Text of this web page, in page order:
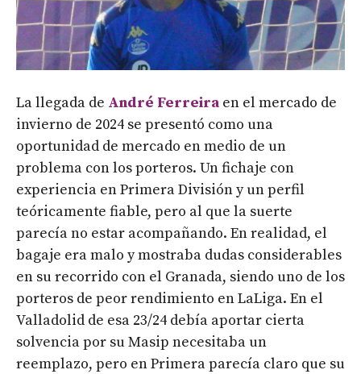
La llegada de André Ferreira en el mercado de
invierno de 2024 se presentó como una
oportunidad de mercado en medio de un
problema con los porteros. Un fichaje con
experiencia en Primera División y un perfil
teóricamente fiable, pero al que la suerte
parecía no estar acompañando. En realidad, el
bagaje era malo y mostraba dudas considerables
en su recorrido con el Granada, siendo uno de los
porteros de peor rendimiento en LaLiga. En el
Valladolid de esa 23/24 debía aportar cierta
solvencia por su Masip necesitaba un
reemplazo, pero en Primera parecía claro que su